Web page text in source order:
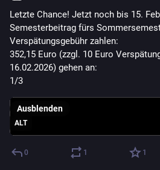
Letzte Chance! Jetzt noch bis 15.
Semesterbeitrag fürs
Verspätungsgebühr zahlen:
352,15 Euro (zzgl. 10 Euro
16.02.2026) gehen an:
1/3
ALT
Ausblenden
0 1 1